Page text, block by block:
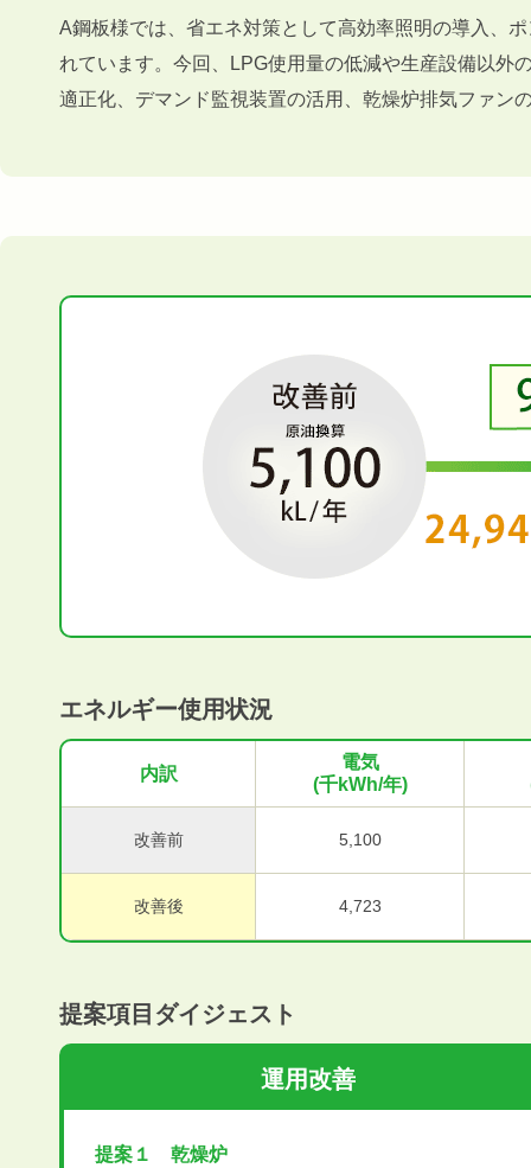
A鋼板様では、省エネ対策として高効率照明の導入、
れています。今回、LPG使用量の低減や生産設備以外
適正化、デマンド監視装置の活用、乾燥炉排気ファン
エネルギー使用状況
内訳
電気
(千kWh/年)
改善前 5,100
改善後 4,723
提案項目ダイジェスト
運用改善
提案１ 乾燥炉